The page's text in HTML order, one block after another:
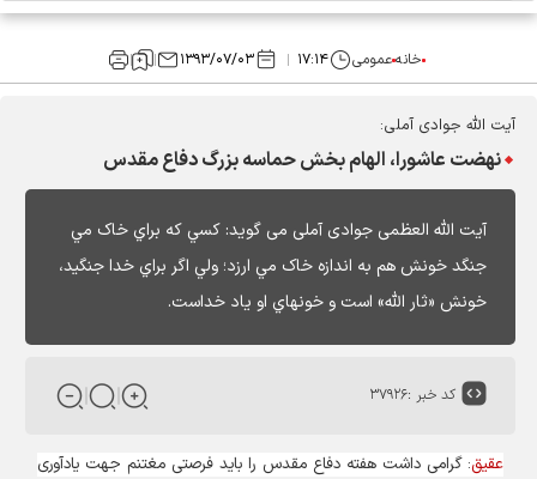
خانهعمومی ۱۷:۱۴ ۱۳۹۳/۰۷/۰۳
آیت الله جوادی آملی:
نهضت عاشورا، الهام بخش حماسه بزرگ دفاع مقدس
آیت الله العظمی جوادی آملی می گوید: کسي که براي خاک مي‏
جنگد خونش هم به اندازه خاک مي‏ ارزد؛ ولي اگر براي خدا جنگيد،
خونش «ثار الله» است و خونهاي او ياد خداست.
کد خبر :۳۷۹۲۶
عقیق: گرامی داشت هفته دفاع مقدس را باید فرصتی مغتنم جهت یادآوری